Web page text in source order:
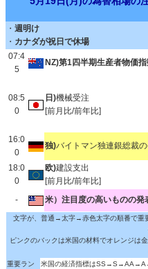
・ 週明け
・ カナダが祝日で休場
07:4
5
NZ)第1四半期生産者物価
08:5
0
日)機械受注
[前月比/前年比]
16:0
0
独)バイトマン独連銀総裁
18:0
0
欧)建設支出
[前月比/前年比]
-
米）注目度の高いものの発
文字が、普通→太字→赤色太字の順番で重
ピンクのバックは米国の材料でオレンジは
重要ラン
米国の経済指標は